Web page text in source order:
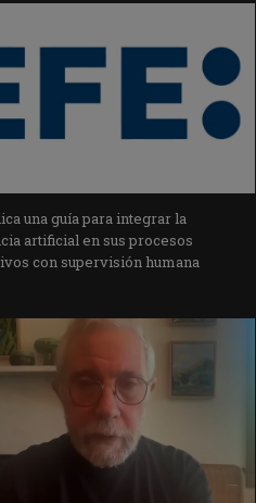
una guía para integrar la
artificial en sus procesos
con supervisión humana